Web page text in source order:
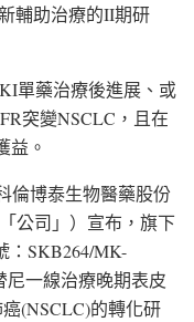
輔助治療的II期研
單藥治療後進展、或
突變NSCLC，且在
益。
倫博泰生物醫藥股份
公司」）宣布，旗下
：SKB264/MK-
尼一線治療晚期表皮
(NSCLC)的轉化研